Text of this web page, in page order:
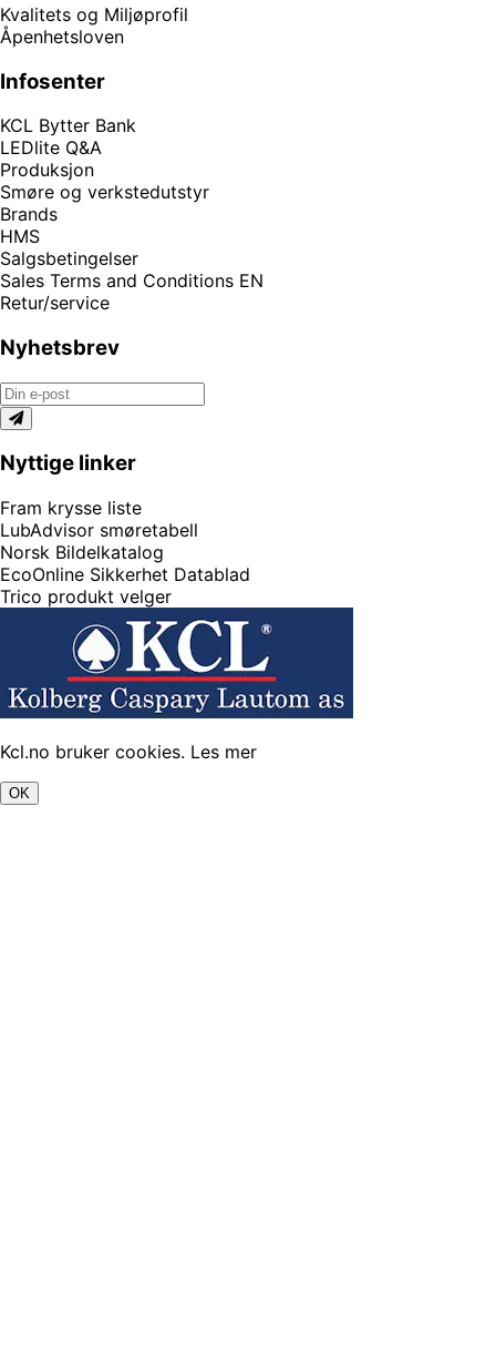
Kvalitets og Miljøprofil
Åpenhetsloven
Infosenter
KCL Bytter Bank
LEDlite Q&A
Produksjon
Smøre og verkstedutstyr
Brands
HMS
Salgsbetingelser
Sales Terms and Conditions EN
Retur/service
Nyhetsbrev
Nyttige linker
Fram krysse liste
LubAdvisor smøretabell
Norsk Bildelkatalog
EcoOnline Sikkerhet Datablad
Trico produkt velger
Kcl.no bruker cookies. Les mer
OK